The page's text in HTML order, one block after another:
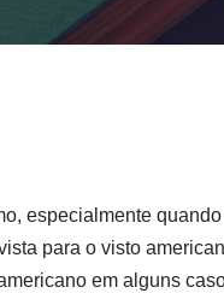
especialmente
para o visto
em alguns